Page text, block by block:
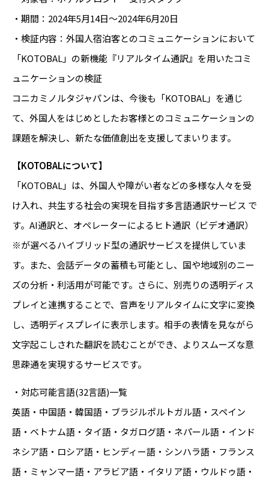
・期間：2024年5月14日～2024年6月20日
・検証内容：外国人宿泊客とのコミュニケーションにおいて
「KOTOBAL」の新機能『リアルタイム通訳』を用いたコミ
ュニケーションの検証
コニカミノルタジャパンは、今後も「KOTOBAL」を通じ
て、外国人をはじめとしたお客様とのコミュニケーションの
課題を解決し、新たな価値創出を支援してまいります。
【KOTOBALについて】
「KOTOBAL」は、外国人や障がい者などの多様な人々を受
け入れ、共生する社会の実現を目指す多言語通訳サービス で
す。AI通訳と、オペレーターによるヒト通訳（ビデオ通訳）
※が選べるハイブリッド型の通訳サービスを提供していま
す。また、会話データの蓄積も可能とし、国や地域別のニー
ズの分析・利活用が可能です。さらに、別売りの透明ディス
プレイと連携することで、音声をリアルタイムに文字に変換
し、透明ディスプレイに表示します。相手の表情を見ながら
文字起こしされた翻訳を読むことができ、よりスムーズな意
思疎通を実現するサービスです。
・対応可能言語(32言語)一覧
英語・中国語・韓国語・ブラジルポルトガル語・スペイン
語・ベトナム語・タイ語・タガログ語・ネパール語・インド
ネシア語・ロシア語・ヒンディー語・シンハラ語・フランス
語・ミャンマー語・アラビア語・イタリア語・ウルドゥ語・